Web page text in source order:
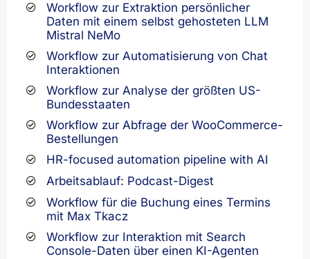
Workflow zur Extraktion persönlicher
Daten mit einem selbst gehosteten LLM
Mistral NeMo
Workflow zur Automatisierung von Chat
Interaktionen
Workflow zur Analyse der größten US-
Bundesstaaten
Workflow zur Abfrage der WooCommerce-
Bestellungen
HR-focused automation pipeline with AI
Arbeitsablauf: Podcast-Digest
Workflow für die Buchung eines Termins
mit Max Tkacz
Workflow zur Interaktion mit Search
Console-Daten über einen KI-Agenten